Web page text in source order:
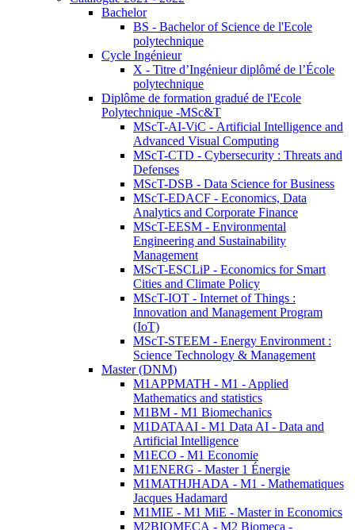
Bachelor
BS - Bachelor of Science de l'Ecole
polytechnique
Cycle Ingénieur
X - Titre d’Ingénieur diplômé de l’École
polytechnique
Diplôme de formation gradué de l'Ecole
Polytechnique -MSc&T
MScT-AI-ViC - Artificial Intelligence and
Advanced Visual Computing
MScT-CTD - Cybersecurity : Threats and
Defenses
MScT-DSB - Data Science for Business
MScT-EDACF - Economics, Data
Analytics and Corporate Finance
MScT-EESM - Environmental
Engineering and Sustainability
Management
MScT-ESCLiP - Economics for Smart
Cities and Climate Policy
MScT-IOT - Internet of Things :
Innovation and Management Program
(IoT)
MScT-STEEM - Energy Environment :
Science Technology & Management
Master (DNM)
M1APPMATH - M1 - Applied
Mathematics and statistics
M1BM - M1 Biomechanics
M1DATAAI - M1 Data AI - Data and
Artificial Intelligence
M1ECO - M1 Economie
M1ENERG - Master 1 Énergie
M1MATHJHADA - M1 - Mathematiques
Jacques Hadamard
M1MIE - M1 MiE - Master in Economics
M2BIOMECA - M2 Biomeca -